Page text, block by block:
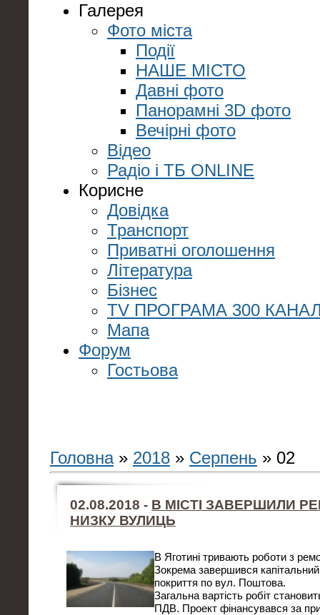
Галерея
Фото міста
Події
НАШЕ МІСТО
Давні фото
Панорамні 3D фото
Вечірні фото
Відео
Радіо і ТБ ONLINE
Корисне
Довідка
Транспорт
Приватні оголошення
Література
Бізнес
TV ПРОГРАМА 300
Мапа
Форум
Гостьова
Головна» 2018 » Серпень » 02
02.08.2018 - В МІСТІ ЗАВЕРШИЛИ
НИЗКУ ВУЛИЦЬ
В Яготині тривають роботи з
Зокрема завершився
покриття по вул. Поштова.
Загальна вартість робіт
ПДВ. Проект фінансувався за